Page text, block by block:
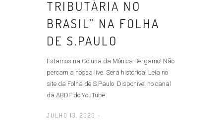
TRIBUTÁRIA NO
BRASIL” NA FOLHA
DE S.PAULO
Estamos na Coluna da Mônica Bergamo! Não
percam a nossa live. Será histórica! Leia no
site da Folha de S.Paulo Disponível no canal
da ABDF do YouTube
JULHO 13, 2020 -